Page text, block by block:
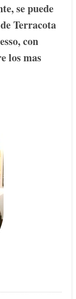
se puede
Terracota
con
los mas